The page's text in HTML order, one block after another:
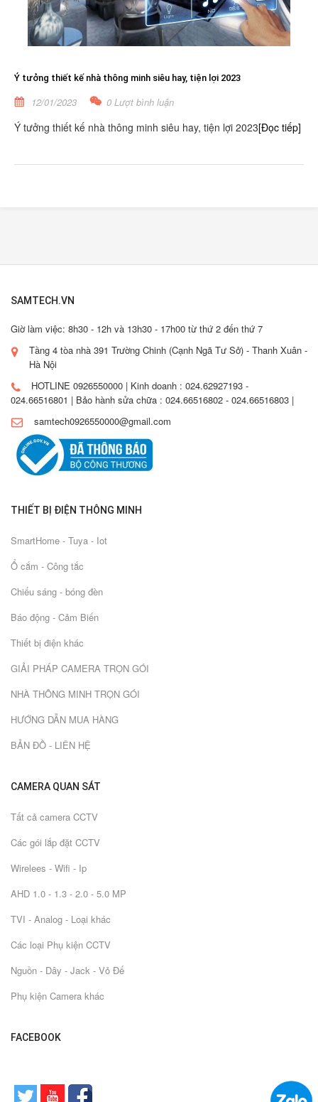
Ý tưởng thiết kế nhà thông minh siêu hay, tiện lợi 2023
12/01/2023 0 Lượt bình luận
Ý tưởng thiết kế nhà thông minh siêu hay, tiện lợi 2023[Đọc tiếp]
SAMTECH.VN
Giờ làm việc: 8h30 - 12h và 13h30 - 17h00 từ thứ 2 đến thứ 7
Tầng 4 tòa nhà 391 Trường Chinh (Cạnh Ngã Tư Sở) - Thanh Xuân -
Hà Nội
HOTLINE 0926550000 | Kinh doanh : 024.62927193 -
024.66516801 | Bảo hành sửa chữa : 024.66516802 - 024.66516803 |
samtech0926550000@gmail.com
THIẾT BỊ ĐIỆN THÔNG MINH
SmartHome - Tuya - Iot
Ổ cắm - Công tắc
Chiếu sáng - bóng đèn
Báo động - Cảm Biến
Thiết bị điện khác
GIẢI PHÁP CAMERA TRỌN GÓI
NHÀ THÔNG MINH TRỌN GÓI
HƯỚNG DẪN MUA HÀNG
BẢN ĐỒ - LIÊN HỆ
CAMERA QUAN SÁT
Tất cả camera CCTV
Các gói lắp đặt CCTV
Wirelees - Wifi - Ip
AHD 1.0 - 1.3 - 2.0 - 5.0 MP
TVI - Analog - Loại khác
Các loại Phụ kiện CCTV
Nguồn - Dây - Jack - Vỏ Đế
Phụ kiện Camera khác
FACEBOOK